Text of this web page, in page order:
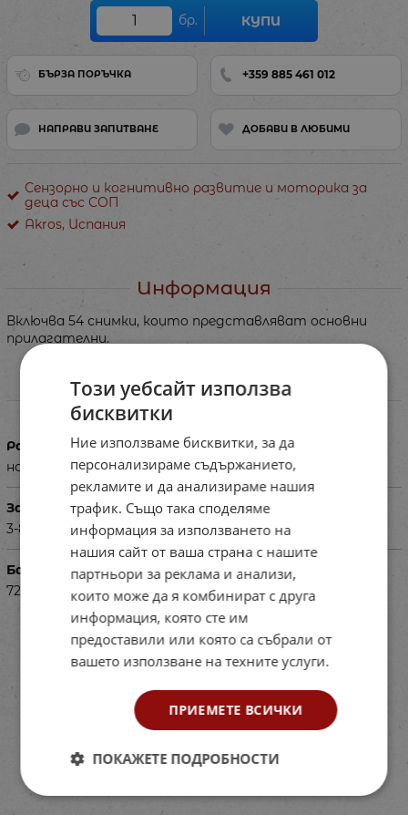
бр. КУПИ
БЪРЗА ПОРЪЧКА +359 885 461 012
НАПРАВИ ЗАПИТВАНЕ ДОБАВИ В ЛЮБИМИ
Сензорно и когнитивно развитие и моторика за
деца със СОП
Akros, Испания
Информация
Включва 54 снимки, които представляват основни
прилагателни.
Характеристики
Размери в см
на снимките - 16.6х11.6 см
За деца на възраст
3-8г.
Баркод (ISBN, UPC, др.)
724620511
Този уебсайт използва
бисквитки
Ние използваме бисквитки, за да
персонализираме съдържанието,
рекламите и да анализираме нашия
трафик. Също така споделяме
информация за използването на
нашия сайт от ваша страна с нашите
партньори за реклама и анализи,
които може да я комбинират с друга
информация, която сте им
предоставили или която са събрали от
вашето използване на техните услуги.
ПРИЕМЕТЕ ВСИЧКИ
ПОКАЖЕТЕ ПОДРОБНОСТИ